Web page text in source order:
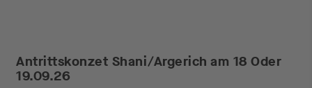
Antrittskonzet Shani/Argerich am 18 Oder
19.09.26